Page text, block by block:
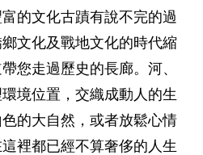
的文化古蹟有說不完的過
文化及戰地文化的時代縮
您走過歷史的長廊。河、
境位置，交織成動人的生
的大自然，或者放鬆心情
裡都已經不算奢侈的人生